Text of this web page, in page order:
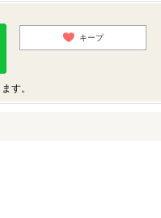
キープ
す。